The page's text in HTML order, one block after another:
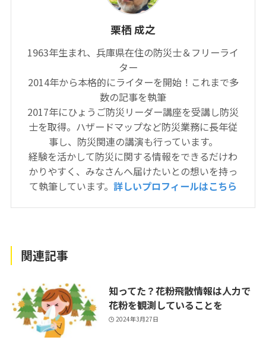
栗栖 成之
1963年生まれ、兵庫県在住の防災士＆フリーライ
ター
2014年から本格的にライターを開始！これまで多
数の記事を執筆
2017年にひょうご防災リーダー講座を受講し防災
士を取得。ハザードマップなど防災業務に長年従
事し、防災関連の講演も行っています。
経験を活かして防災に関する情報をできるだけわ
かりやすく、みなさんへ届けたいとの想いを持っ
て執筆しています。 詳しいプロフィールはこちら
関連記事
知ってた？花粉飛散情報は人力で
花粉を観測していることを
2024年3月27日